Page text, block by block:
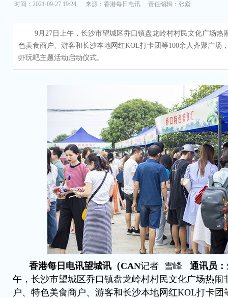
时间：2021-09-27 19:24 来源： 香港每日电讯 责任编辑：张焱
9月27日上午，长沙市望城区乔口镇盘龙岭村村民文化广场热
色美食商户、游客和长沙本地网红KOL打卡团等100余人齐聚广场
虾玩吧主题活动启动仪式。
香港每日电讯望城讯（CAN记者 雪峰 通讯员：
午，长沙市望城区乔口镇盘龙岭村村民文化广场热闹
户、特色美食商户、游客和长沙本地网红KOL打卡团